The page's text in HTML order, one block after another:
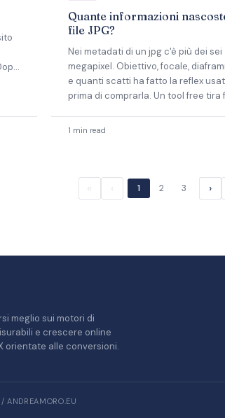
Quante informazioni
file JPG?
Nei metadati di un jpg c'è più dei sei
megapixel. Obiettivo, focale,
e quanti scatti ha fatto la reflex
prima di comprarla. Un tool free tira
1 min read
« ‹ 1 2 3 ›
meglio sui motori di
e crescere online
orientate alle conversioni.
ANDREAMORO.EU